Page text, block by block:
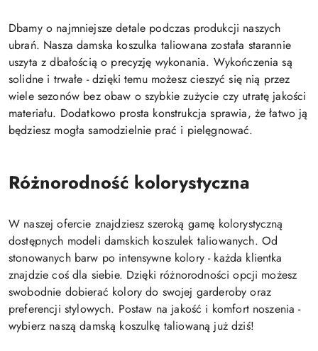
Dbamy o najmniejsze detale podczas produkcji naszych
ubrań. Nasza damska koszulka taliowana została starannie
uszyta z dbałością o precyzję wykonania. Wykończenia są
solidne i trwałe - dzięki temu możesz cieszyć się nią przez
wiele sezonów bez obaw o szybkie zużycie czy utratę jakości
materiału. Dodatkowo prosta konstrukcja sprawia, że łatwo ją
będziesz mogła samodzielnie prać i pielęgnować.
Różnorodność kolorystyczna
W naszej ofercie znajdziesz szeroką gamę kolorystyczną
dostępnych modeli damskich koszulek taliowanych. Od
stonowanych barw po intensywne kolory - każda klientka
znajdzie coś dla siebie. Dzięki różnorodności opcji możesz
swobodnie dobierać kolory do swojej garderoby oraz
preferencji stylowych. Postaw na jakość i komfort noszenia -
wybierz naszą damską koszulkę taliowaną już dziś!